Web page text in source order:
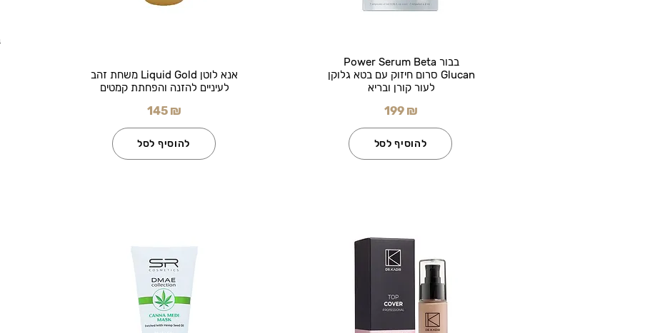
אנא לוטן Liquid Gold משחת זהב
לעיניים להזנה והפחתת קמטים
145 ₪
להוסיף לסל
בבור Power Serum Beta
Glucan סרום חיזוק עם בטא גלוקן
לעור קורן ובריא
199 ₪
להוסיף לסל